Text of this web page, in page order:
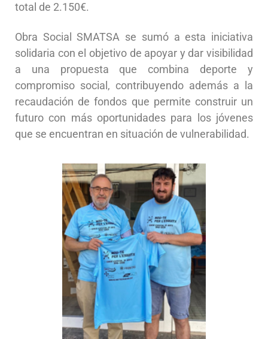
total de 2.150€.
Obra Social SMATSA se sumó a esta iniciativa
solidaria con el objetivo de apoyar y dar visibilidad
a una propuesta que combina deporte y
compromiso social, contribuyendo además a la
recaudación de fondos que permite construir un
futuro con más oportunidades para los jóvenes
que se encuentran en situación de vulnerabilidad.